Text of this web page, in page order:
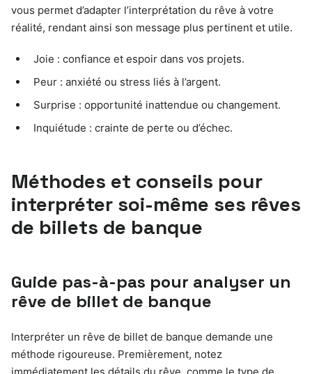
vous permet d’adapter l’interprétation du rêve à votre
réalité, rendant ainsi son message plus pertinent et utile.
Joie : confiance et espoir dans vos projets.
Peur : anxiété ou stress liés à l’argent.
Surprise : opportunité inattendue ou changement.
Inquiétude : crainte de perte ou d’échec.
Méthodes et conseils pour
interpréter soi-même ses rêves
de billets de banque
Guide pas-à-pas pour analyser un
rêve de billet de banque
Interpréter un rêve de billet de banque demande une
méthode rigoureuse. Premièrement, notez